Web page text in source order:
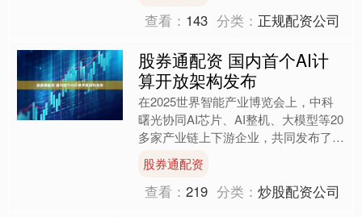
查看： 143 分类： 正规配资公司
股券通配资 国内首个AI计
算开放架构发布
在2025世界智能产业博览会上，中科
曙光协同AI芯片、AI整机、大模型等20
多家产业链上下游企业，共同发布了国
内首个AI计算开放架构，推出AI超集群
系统，开放多....
股券通配资
查看：219 分类：炒股配资公司